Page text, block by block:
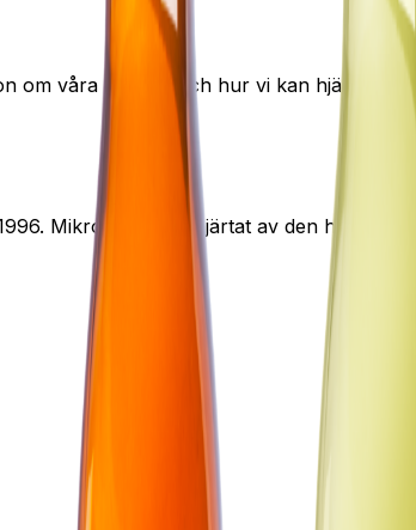
om våra tjänster och hur vi kan hjälpa er.
Mikrobryggeri i hjärtat av den historiska